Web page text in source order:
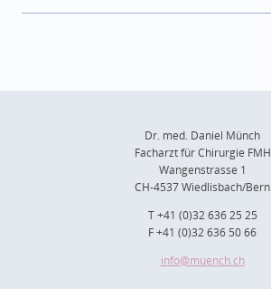
Dr. med. Daniel Münch
Facharzt für Chirurgie FMH
Wangenstrasse 1
CH-4537 Wiedlisbach/Bern
T +41 (0)32 636 25 25
F +41 (0)32 636 50 66
info@muench.ch